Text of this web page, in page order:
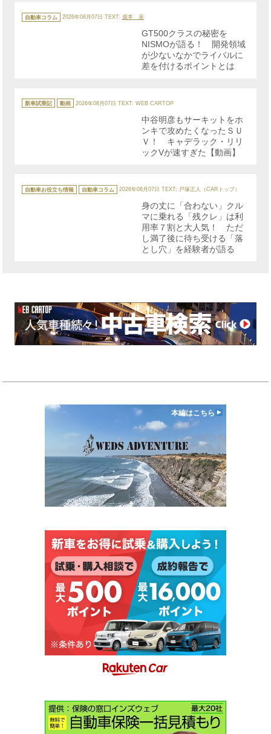
テ
ゴ
自動車コラム 2026年08月07日 TEXT: 廣本 泉
GT500クラスの秘密を
NISMOが語る！ 開発領域
が少ないなかでライバルに
差を付けるポイントとは
テ
ゴ
新車試乗記 動画 2026年08月07日 TEXT: WEB CARTOP
中谷明彦もサーキットをホ
ンキで攻めたくなったＳＵ
Ｖ！ キャデラック・リリ
ックVが速すぎた【動画】
テ
ゴ
自動車お役立ち情報 自動車コラム 2026年08月07日 TEXT: 戸塚正人（CARトップ）
身の丈に「合わない」クル
マに乗れる「残クレ」は利
用率７割と大人気！ ただ
し満了後に待ち受ける「落
とし穴」を経験者が語る
本編はこちら